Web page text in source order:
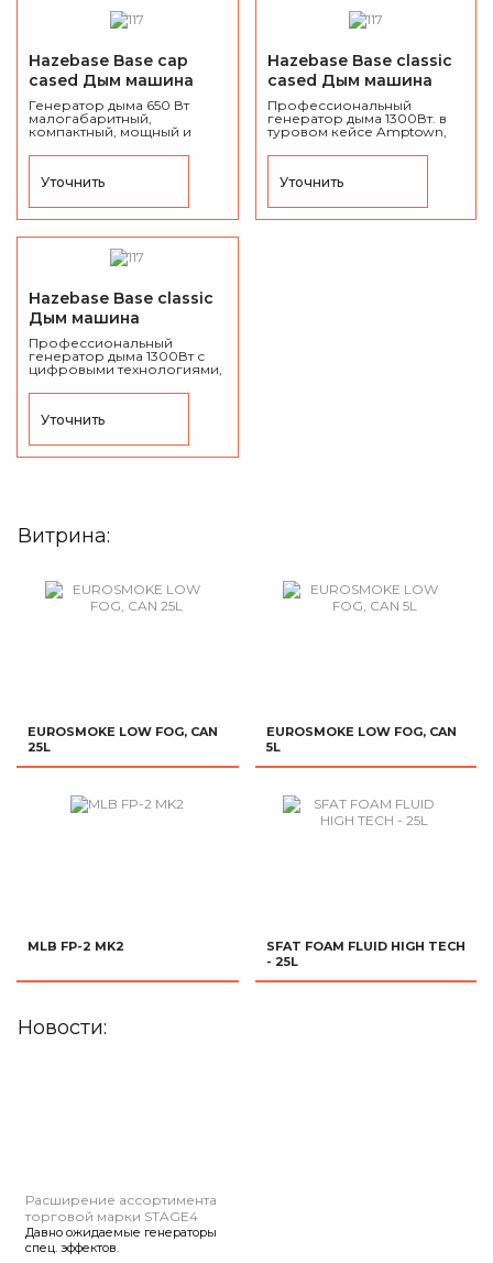
Hazebase Base cap
cased Дым машина
Генератор дыма 650 Вт
малогабаритный,
компактный, мощный и
кейсе Amptown, время
канистры для жидкости: 2
Уточнить
Hazebase Base classic
cased Дым машина
Профессиональный
генератор дыма 1300Вт. в
туровом кейсе Amptown,
объем канистры для
Уточнить
Hazebase Base classic
Дым машина
Профессиональный
генератор дыма 1300Вт с
цифровыми технологиями,
объем канистры для
Уточнить
Витрина:
EUROSMOKE LOW FOG, CAN
25L
EUROSMOKE LOW FOG, CAN
5L
MLB FP-2 MK2
SFAT FOAM FLUID HIGH TECH
- 25L
Новости:
Расширение ассортимента
торговой марки STAGE4
Давно ожидаемые генераторы
спец. эффектов.